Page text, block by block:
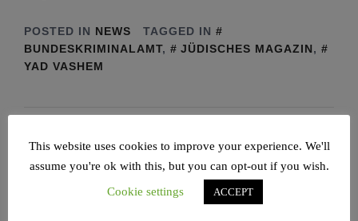
POSTED IN NEWS
TAGGED IN
BUNDESKRIMINALAMT, JÜDISCHES MAGAZIN,
YAD VASHEM
NEWS – JÜDISCHE UNION
This website uses cookies to improve your experience. We'll
assume you're ok with this, but you can opt-out if you wish.
Cookie settings
ACCEPT